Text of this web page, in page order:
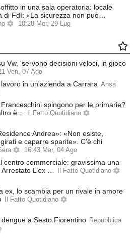
in una sala operatoria: locale
di FdI: «La sicurezza non può…
10:28 Mer, 29 Lug
Vw, 'servono decisioni veloci, in gioco
Ven, 07 Ago
in un'azienda a Carrara Ansa
spingono per le primarie?
è…
Il Fatto Quotidiano
Andrea»: «Non esiste,
e caparre sparite». C'è chi
16:43 Mar, 04 Ago
centro commerciale: gravissima una
L’ex …
Il Fatto Quotidiano
ex, lo scambia per un rivale in amore
Il Fatto Quotidiano
a Sesto Fiorentino Repubblica